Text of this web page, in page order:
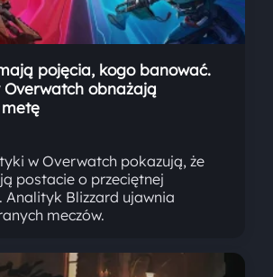
pojęcia, kogo banować.
Overwatch obnażają
w Overwatch pokazują, że
postacie o przeciętnej
Analityk Blizzard ujawnia
meczów.